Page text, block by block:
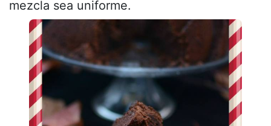
mezcla sea uniforme.